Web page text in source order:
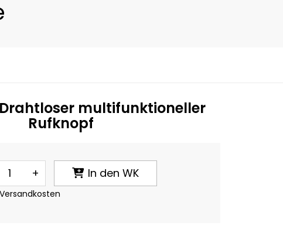
multifunktioneller
Rufknopf
+ In den WK